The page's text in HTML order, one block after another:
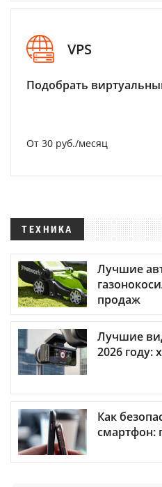
VPS
Подобрать
От 30 руб./месяц
ТЕХНИКА
Лучшие
продаж
Лучшие
2026 году:
Как
смартфон: